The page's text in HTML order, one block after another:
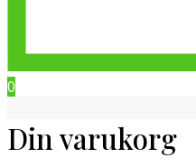
0
Din varukorg